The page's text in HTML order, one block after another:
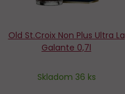
Old St.Croix Non Plus Ultra La
Galante 0,7l
Skladom 36 ks